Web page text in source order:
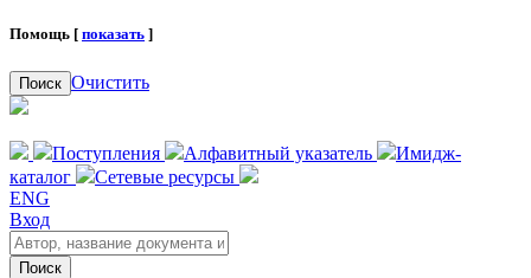
Помощь [ показать ]
Поиск Очистить
Поступления Алфавитный указатель
Имидж-
каталог
Сетевые ресурсы
ENG
Вход
Поиск